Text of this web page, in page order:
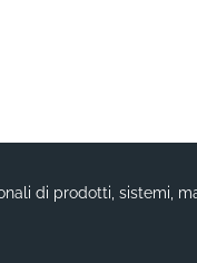
di prodotti, sistemi,